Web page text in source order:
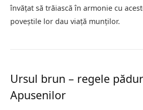
învățat să trăiască în armonie cu
poveștile lor dau viață munților.
Ursul brun – regele
Apusenilor